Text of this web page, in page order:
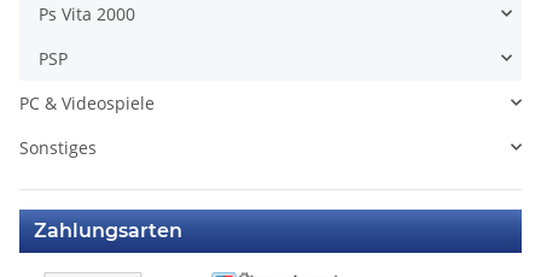
Ps Vita 2000
PSP
PC & Videospiele
Sonstiges
Zahlungsarten